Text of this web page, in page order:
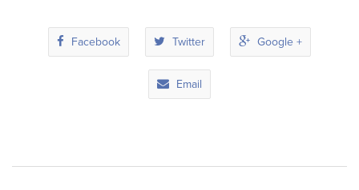
Facebook Twitter Google +
Email